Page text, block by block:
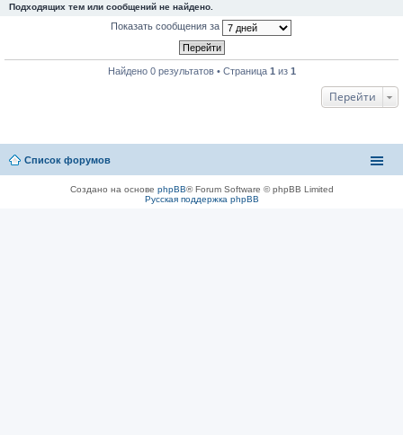
Подходящих тем или сообщений не найдено.
Показать сообщения за
Найдено 0 результатов • Страница 1 из 1
Перейти
Список форумов
Создано на основе phpBB® Forum Software © phpBB Limited
Русская поддержка phpBB